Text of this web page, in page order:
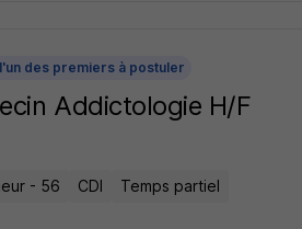
des premiers à postuler
Addictologie H/F
- 56 CDI Temps partiel